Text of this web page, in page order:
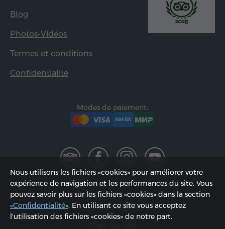
Blog
Photos-Vidéos
Termes et conditions
Confidentialité
Modes de paiement:
2002 - 2026, © «Hyur Service» SARL;
Actualisée 06.08.2026
Nous utilisons les fichiers «cookies» pour améliorer votre
expérience de navigation et les performances du site. Vous
pouvez savoir plus sur les fichiers «cookies» dans la section
«Confidentialité». En utilisant ce site vous acceptez
l'utilisation des fichiers «cookies» de notre part.